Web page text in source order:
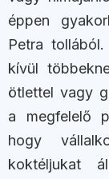
éppen
Petra
kívül
ötlettel vagy
a megfelelő
hogy
koktéljukat